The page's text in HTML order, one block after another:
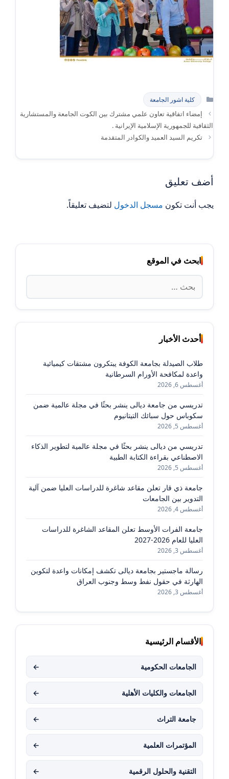
التصنيفات
كلية اشور الجامعة
إمضاء اتفاقية تعاون علمي مشترك بين الكوت الجامعة والمستشارية
الثقافية للجمهورية الإسلامية الإيرانية .
تكريم السيد العميد والكوادر المتقدمة
أضف تعليق
يجب أنت تكون مسجل الدخول لتضيف تعليقاً.
ابحث في الموقع
البحث
عن:
أحدث الأخبار
طلاب الصيدلة بجامعة الكوفة يبتكرون مشتقات كيميائية
واعدة لمكافحة الأورام السرطانية
أغسطس 6, 2026
تدريسي من جامعة ديالى ينشر بحثًا في مجلة عالمية ضمن
سكوباس حول سبائك التيتانيوم
أغسطس 5, 2026
تدريسي من ديالى ينشر بحثًا في مجلة عالمية لتطوير الذكاء
الاصطناعي بقراءة الكتابة الطبية
أغسطس 5, 2026
جامعة ذي قار تعلن مقاعد شاغرة للدراسات العليا ضمن آلية
التدوير بين الجامعات
أغسطس 4, 2026
جامعة الفرات الأوسط تعلن المقاعد الشاغرة للدراسات
العليا للعام 2026-2027
أغسطس 3, 2026
رسالة ماجستير بجامعة ديالى تكشف إمكانات واعدة لتكوين
الهارثة في حقول نفط وسط وجنوب العراق
أغسطس 3, 2026
الأقسام الرئيسية
الجامعات الحكومية ←
الجامعات والكليات الأهلية ←
جامعة التراث ←
المؤتمرات العلمية ←
التقنية والحلول الرقمية ←